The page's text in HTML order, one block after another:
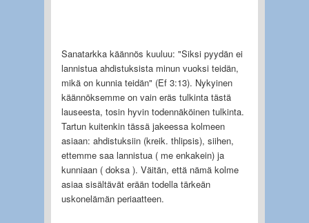
Sanatarkka käännös kuuluu: "Siksi pyydän ei
lannistua ahdistuksista minun vuoksi teidän,
mikä on kunnia teidän" (Ef 3:13). Nykyinen
käännöksemme on vain eräs tulkinta tästä
lauseesta, tosin hyvin todennäköinen tulkinta.
Tartun kuitenkin tässä jakeessa kolmeen
asiaan: ahdistuksiin (kreik. thlipsis), siihen,
ettemme saa lannistua ( me enkakein) ja
kunniaan ( doksa ). Väitän, että nämä kolme
asiaa sisältävät erään todella tärkeän
uskonelämän periaatteen.